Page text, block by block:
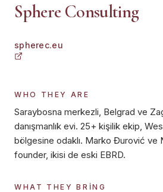
Sphere Consulting
spherec.eu
WHO THEY ARE
Saraybosna merkezli, Belgrad ve
danışmanlık evi. 25+ kişilik ekip,
bölgesine odaklı. Marko Đurović ve
founder, ikisi de eski EBRD.
WHAT THEY BRING